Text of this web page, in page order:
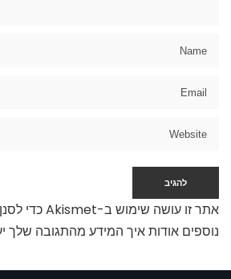
אתר זו עושה שימוש ב-Akismet כדי לסנן תגובות זבל.
נוספים אודות איך המידע מהתגובה שלך